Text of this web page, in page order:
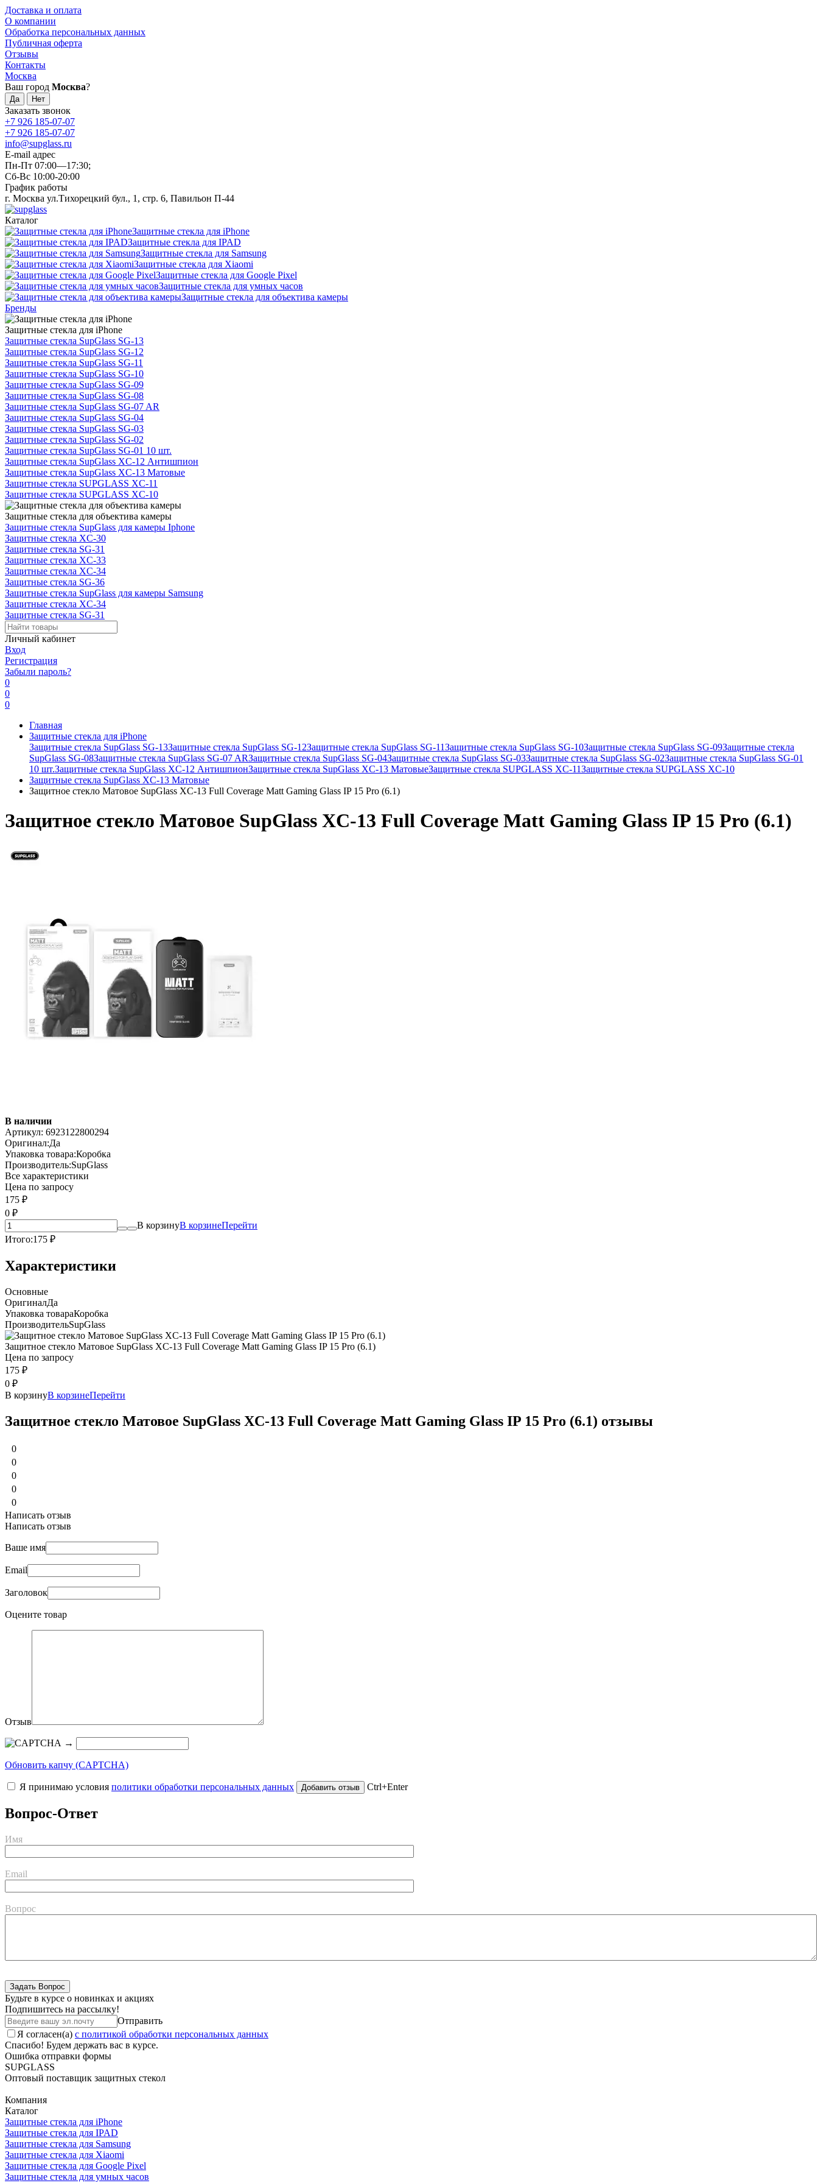
Доставка и оплата
О компании
Обработка персональных данных
Публичная оферта
Отзывы
Контакты
Москва
Ваш город Москва?
Заказать звонок
+7 926 185-07-07
+7 926 185-07-07
info@supglass.ru
E-mail адрес
Пн-Пт 07:00—17:30;
Сб-Вс 10:00-20:00
График работы
г. Москва ул.Тихорецкий бул., 1, стр. 6, Павильон П-44
Каталог
Защитные стекла для iPhone
Защитные стекла для IPAD
Защитные стекла для Samsung
Защитные стекла для Xiaomi
Защитные стекла для Google Pixel
Защитные стекла для умных часов
Защитные стекла для объектива камеры
Бренды
Защитные стекла для iPhone
Защитные стекла SupGlass SG-13
Защитные стекла SupGlass SG-12
Защитные стекла SupGlass SG-11
Защитные стекла SupGlass SG-10
Защитные стекла SupGlass SG-09
Защитные стекла SupGlass SG-08
Защитные стекла SupGlass SG-07 AR
Защитные стекла SupGlass SG-04
Защитные стекла SupGlass SG-03
Защитные стекла SupGlass SG-02
Защитные стекла SupGlass SG-01 10 шт.
Защитные стекла SupGlass XC-12 Антишпион
Защитные стекла SupGlass XC-13 Матовые
Защитные стекла SUPGLASS XC-11
Защитные стекла SUPGLASS XC-10
Защитные стекла для объектива камеры
Защитные стекла SupGlass для камеры Iphone
Защитные стекла XC-30
Защитные стекла SG-31
Защитные стекла XC-33
Защитные стекла XC-34
Защитные стекла SG-36
Защитные стекла SupGlass для камеры Samsung
Защитные стекла XC-34
Защитные стекла SG-31
Личный кабинет
Вход
Регистрация
Забыли пароль?
0
0
0
Главная
Защитные стекла для iPhone
Защитные стекла SupGlass SG-13Защитные стекла SupGlass SG-12Защитные стекла SupGlass SG-11Защитные стекла SupGlass SG-10Защитные стекла SupGlass SG-09Защитные стекла
SupGlass SG-08Защитные стекла SupGlass SG-07 ARЗащитные стекла SupGlass SG-04Защитные стекла SupGlass SG-03Защитные стекла SupGlass SG-02Защитные стекла SupGlass SG-01
10 шт.Защитные стекла SupGlass XC-12 АнтишпионЗащитные стекла SupGlass XC-13 МатовыеЗащитные стекла SUPGLASS XC-11Защитные стекла SUPGLASS XC-10
Защитные стекла SupGlass XC-13 Матовые
Защитное стекло Матовое SupGlass XC-13 Full Coverage Matt Gaming Glass IP 15 Pro (6.1)
Защитное стекло Матовое SupGlass XC-13 Full Coverage Matt Gaming Glass IP 15 Pro (6.1)
В наличии
Артикул: 6923122800294
Оригинал:Да
Упаковка товара:Коробка
Производитель:SupGlass
Все характеристики
Цена по запросу
175 ₽
0 ₽
В корзинуВ корзинеПерейти
Итого:175 ₽
Характеристики
Основные
ОригиналДа
Упаковка товараКоробка
ПроизводительSupGlass
Защитное стекло Матовое SupGlass XC-13 Full Coverage Matt Gaming Glass IP 15 Pro (6.1)
Цена по запросу
175 ₽
0 ₽
В корзинуВ корзинеПерейти
Защитное стекло Матовое SupGlass XC-13 Full Coverage Matt Gaming Glass IP 15 Pro (6.1) отзывы
0
0
0
0
0
Написать отзыв
Написать отзыв
Ваше имя
Email
Заголовок
Оцените товар
Отзыв
→
Обновить капчу (CAPTCHA)
Я принимаю условия политики обработки персональных данных Ctrl+Enter
Вопрос-Ответ
Имя
Email
Вопрос
Будьте в курсе о новинках и акциях
Подпишитесь на рассылкy!
Отправить
Я согласен(a) с политикой обработки персональных данных
Спасибо! Будем держать вас в курсе.
Ошибка отправки формы
SUPGLASS
Оптовый поставщик защитных стекол
Компания
Каталог
Защитные стекла для iPhone
Защитные стекла для IPAD
Защитные стекла для Samsung
Защитные стекла для Xiaomi
Защитные стекла для Google Pixel
Защитные стекла для умных часов